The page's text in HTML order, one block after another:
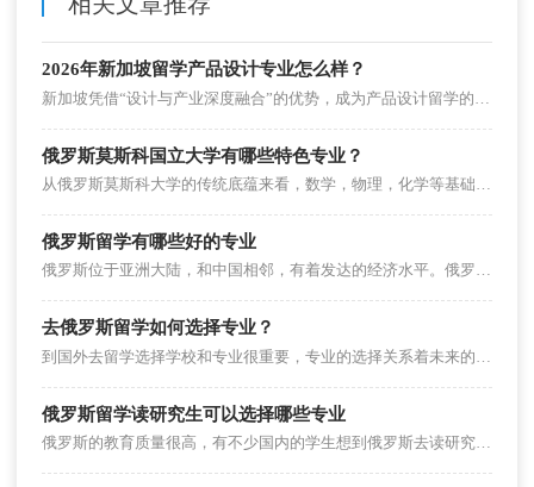
2026年新加坡留学产品设计专业怎么样？
俄罗斯莫斯科国立大学有哪些特色专业？
从俄罗斯莫斯科大学的传统底蕴来看，数学，物理，化学等基础科学和文学都是学校的王牌专业。那么俄罗斯莫斯科大学还有那些特色专业呢？
俄罗斯留学有哪些好的专业
俄罗斯位于亚洲大陆，和中国相邻，有着发达的经济水平。俄罗斯留学有哪些好的专业？
去俄罗斯留学如何选择专业？
俄罗斯留学读研究生可以选择哪些专业
俄罗斯的教育质量很高，有不少国内的学生想到俄罗斯去读研究生，如果要申请俄罗斯留学的研究生的话选择什么专业好呢？